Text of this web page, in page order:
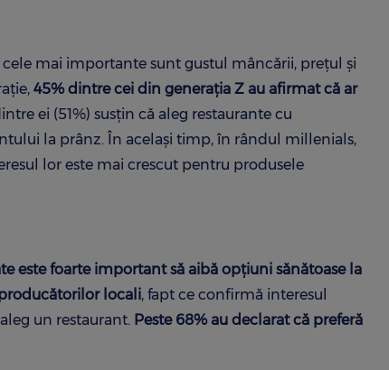
mai importante sunt gustul mâncării, prețul și
45% dintre cei din generația Z au afirmat că ar
ei (51%) susțin că aleg restaurante cu
la prânz. În același timp, în rândul millenials,
lor este mai crescut pentru produsele
este foarte important să aibă opțiuni sănătoase la
locali, fapt ce confirmă interesul
un restaurant. Peste 68% au declarat că preferă